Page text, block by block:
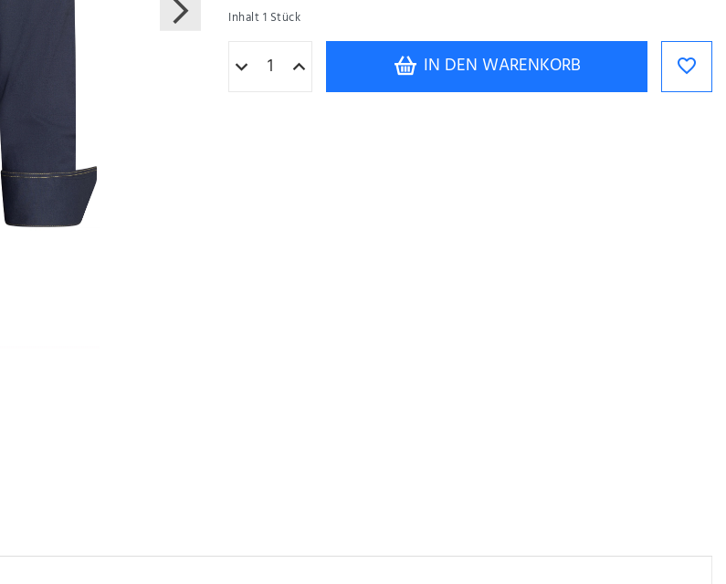
Inhalt1 Stück
IN DEN WARENKORB